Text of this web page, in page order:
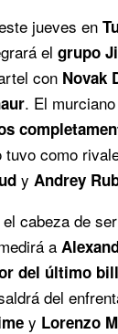
jueves en
el grupo
con Novak
. El
tuvo como
y Andrey
cabeza de
a
del último
del
y Lorenzo